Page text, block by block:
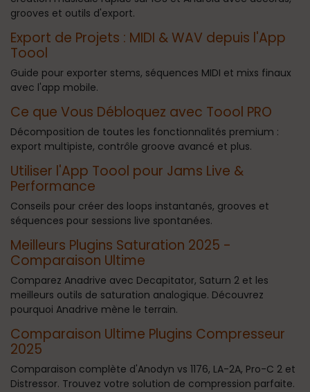
grooves et outils d'export.
Export de Projets : MIDI & WAV depuis l'App
Toool
Guide pour exporter stems, séquences MIDI et mixs finaux
avec l'app mobile.
Ce que Vous Débloquez avec Toool PRO
Décomposition de toutes les fonctionnalités premium :
export multipiste, contrôle groove avancé et plus.
Utiliser l'App Toool pour Jams Live &
Performance
Conseils pour créer des loops instantanés, grooves et
séquences pour sessions live spontanées.
Meilleurs Plugins Saturation 2025 -
Comparaison Ultime
Comparez Anadrive avec Decapitator, Saturn 2 et les
meilleurs outils de saturation analogique. Découvrez
pourquoi Anadrive mène le terrain.
Comparaison Ultime Plugins Compresseur
2025
Comparaison complète d'Anodyn vs 1176, LA-2A, Pro-C 2 et
Distressor. Trouvez votre solution de compression parfaite.